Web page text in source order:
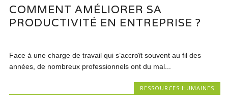
COMMENT AMÉLIORER SA
PRODUCTIVITÉ EN ENTREPRISE ?
Face à une charge de travail qui s’accroît souvent au fil des
années, de nombreux professionnels ont du mal...
RESSOURCES HUMAINES